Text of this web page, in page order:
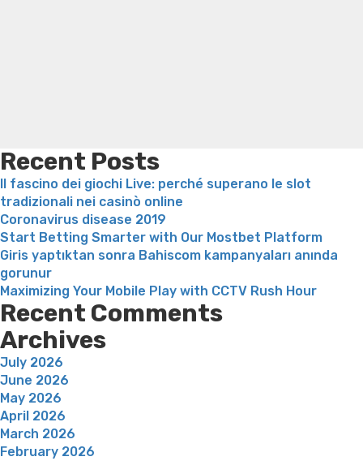
Recent Posts
Il fascino dei giochi Live: perché superano le slot
tradizionali nei casinò online
Coronavirus disease 2019
Start Betting Smarter with Our Mostbet Platform
Giris yaptıktan sonra Bahiscom kampanyaları anında
gorunur
Maximizing Your Mobile Play with CCTV Rush Hour
Recent Comments
Archives
July 2026
June 2026
May 2026
April 2026
March 2026
February 2026